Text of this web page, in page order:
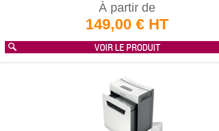
À partir de
149,00 € HT
VOIR LE PRODUIT